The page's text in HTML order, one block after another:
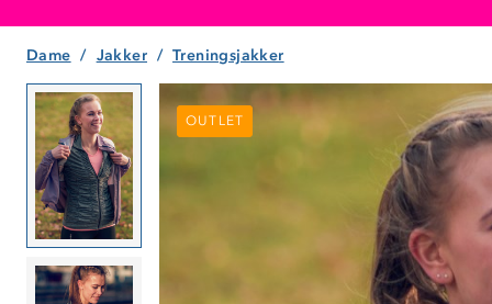
Dame Jakker Treningsjakker
OUTLET
OUTLET